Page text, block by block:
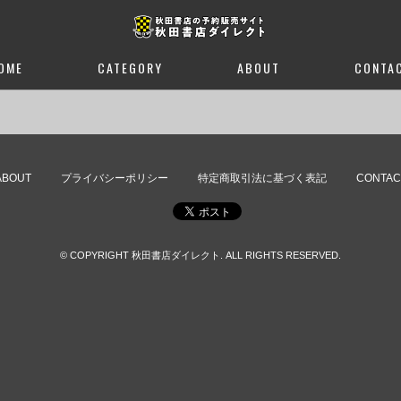
CATEGORY ABOUT
プライバシーポリシー 特定商取引法に基づく表記
© COPYRIGHT 秋田書店ダイレクト. ALL RIGHTS RESERVED.